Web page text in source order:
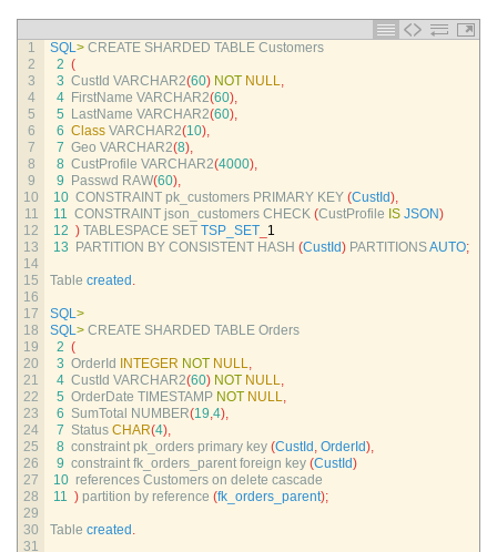
1
2
3
4
5
6
7
8
9
10
11
12
13
14
15
16
17
18
19
20
21
22
23
24
25
26
27
28
29
30
31
SQL> CREATE SHARDED TABLE Customers
2 (
3 CustId VARCHAR2(60) NOT NULL,
4 FirstName VARCHAR2(60),
5
LastName VARCHAR2(60),
6 Class VARCHAR2(10),
7 Geo VARCHAR2(8),
8 CustProfile VARCHAR2(4000),
9
Passwd RAW(60),
10 CONSTRAINT pk_customers PRIMARY KEY (CustId),
11 CONSTRAINT json_customers CHECK (CustProfile IS JSON)
12 ) TABLESPACE SET TSP_SET 1
13
PARTITION BY CONSISTENT HASH (CustId) PARTITIONS AUTO;
Table created .
SQL>
SQL> CREATE SHARDED TABLE Orders
2 (
3 OrderId INTEGER NOT NULL,
4 CustId VARCHAR2(60) NOT NULL,
5 OrderDate TIMESTAMP NOT NULL,
6 SumTotal NUMBER(19,4),
7 Status CHAR(4),
8 constraint pk_orders primary key (CustId , OrderId),
9 constraint fk_orders_parent foreign key (CustId)
10 references Customers on delete cascade
11 ) partition by reference (fk_orders_parent);
Table created .